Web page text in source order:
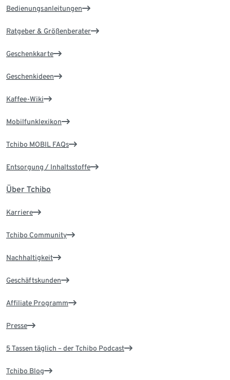
Bedienungsanleitungen
Ratgeber & Größenberater
Geschenkkarte
Geschenkideen
Kaffee-Wiki
Mobilfunklexikon
Tchibo MOBIL FAQs
Entsorgung / Inhaltsstoffe
Über Tchibo
Karriere
Tchibo Community
Nachhaltigkeit
Geschäftskunden
Affiliate Programm
Presse
5 Tassen täglich – der Tchibo Podcast
Tchibo Blog